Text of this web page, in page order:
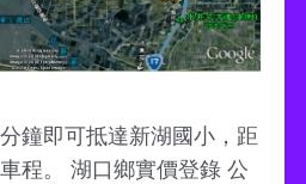
鐘即可抵達新湖國小，距
程。 湖口鄉實價登錄 公